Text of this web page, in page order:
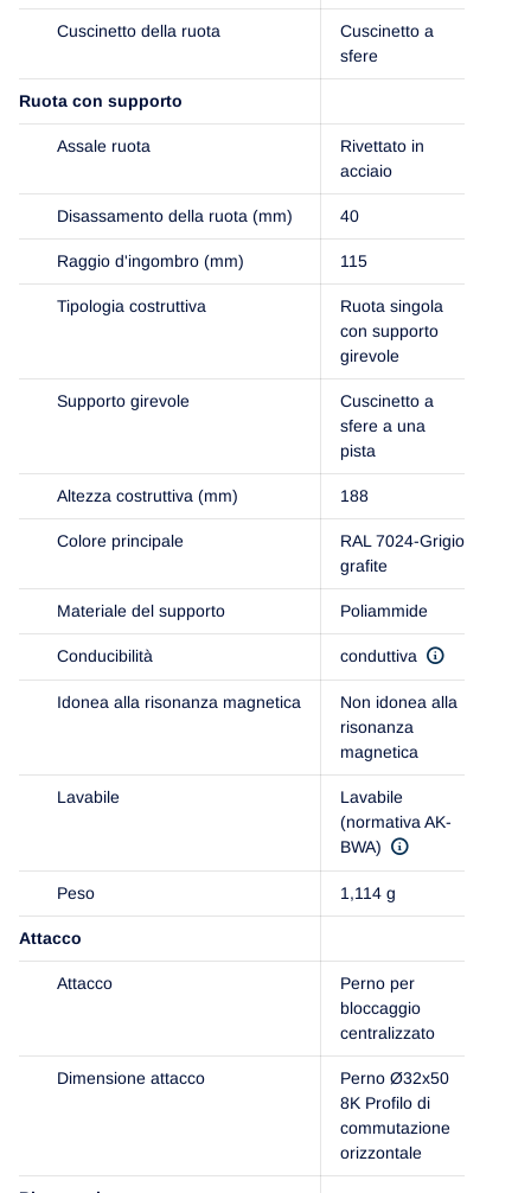
Cuscinetto della ruota
Cuscinetto a
sfere
Ruota con supporto
Assale ruota
Rivettato in
acciaio
Disassamento della ruota (mm) 40
Raggio d'ingombro (mm) 115
Tipologia costruttiva
Ruota singola
con supporto
girevole
Supporto girevole
Cuscinetto a
sfere a una
pista
Altezza costruttiva (mm) 188
Colore principale
RAL 7024-Grigio
grafite
Materiale del supporto Poliammide
Conducibilità conduttiva
Idonea alla risonanza magnetica
Non idonea alla
risonanza
magnetica
Lavabile
Lavabile
(normativa AK-
BWA)
Peso 1,114 g
Attacco
Attacco
Perno per
bloccaggio
centralizzato
Dimensione attacco
Perno Ø32x50
8K Profilo di
commutazione
orizzontale